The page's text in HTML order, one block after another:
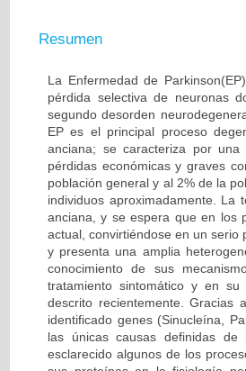
Resumen
La Enfermedad de
pérdida selectiva de neuronas
segundo desorden
EP es el principal proceso
anciana; se caracteriza por
pérdidas económicas y graves
población general y al 2% de la
individuos aproximadamente. La
anciana, y se espera que en los
actual, convirtiéndose en un serio
y presenta una amplia
conocimiento de sus
tratamiento sintomático y en su
descrito recientemente.
identificado genes (Sinucleína,
las únicas causas definidas
esclarecido algunos de los